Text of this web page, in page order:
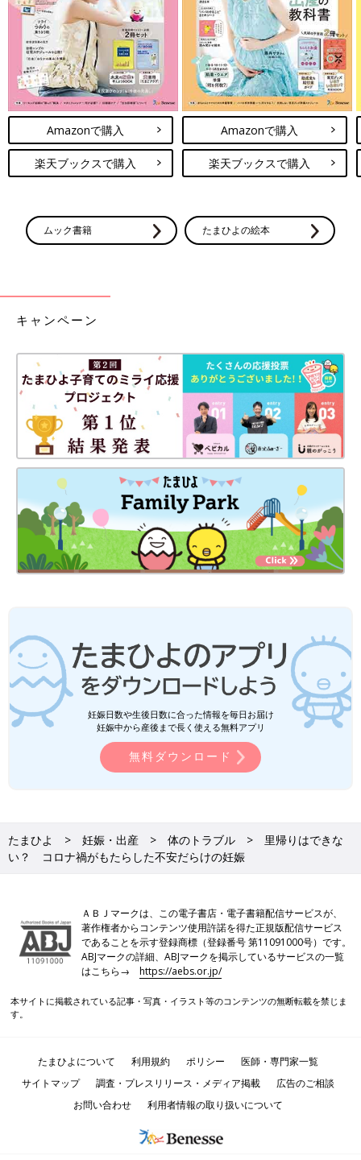
Amazonで購入
楽天ブックスで購入
Amazonで購入
楽天ブックスで購入
ムック書籍 たまひよの絵本
キャンペーン
妊娠日数や生後日数に合った情報を毎日お届け
妊娠中から産後まで長く使える無料アプリ
無料ダウンロード
たまひよ 妊娠・出産 体のトラブル
里帰りはできな
い？ コロナ禍がもたらした不安だらけの妊娠
ＡＢＪマークは、この電子書店・電子書籍配信サービスが、
著作権者からコンテンツ使用許諾を得た正規版配信サービス
であることを示す登録商標（登録番号 第11091000号）です。
ABJマークの詳細、ABJマークを掲示しているサービスの一覧
はこちら→https://aebs.or.jp/
本サイトに掲載されている記事・写真・イラスト等のコンテンツの無断転載を禁じま
す。
たまひよについて 利用規約 ポリシー
医師・専門家一覧
サイトマップ
調査・プレスリリース・メディア掲載
広告のご相談
お問い合わせ
利用者情報の取り扱いについて